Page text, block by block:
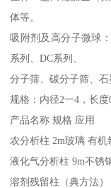
体等。
吸附剂及高分子微球
系列、DC系列、
分子筛、碳分子筛、石
规格：内径2一4，长度
产品名称 规格 应用
农分析柱 2m玻璃 有
液化气分析柱 9m不锈
溶剂残留柱（典方法